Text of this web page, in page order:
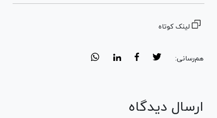
لینک کوتاه
هم‌رسانی:
ارسال دیدگاه